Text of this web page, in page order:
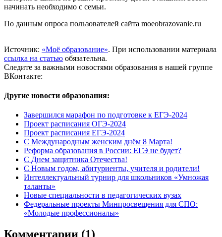
начинать необходимо с семьи.
По данным опроса пользователей сайта moeobrazovanie.ru
Источник: «Моё образование». При использовании материала
ссылка на статью обязательна.
Следите за важными новостями образования в нашей группе
ВКонтакте:
Другие новости образования:
Завершился марафон по подготовке к ЕГЭ-2024
Проект расписания ОГЭ-2024
Проект расписания ЕГЭ-2024
С Международным женским днём 8 Марта!
Реформа образования в России: ЕГЭ не будет?
С Днем защитника Отечества!
С Новым годом, абитуриенты, учителя и родители!
Интеллектуальный турнир для школьников «Умножая
таланты»
Новые специальности в педагогических вузах
Федеральные проекты Минпросвещения для СПО:
«Молодые профессионалы»
Комментарии (1)